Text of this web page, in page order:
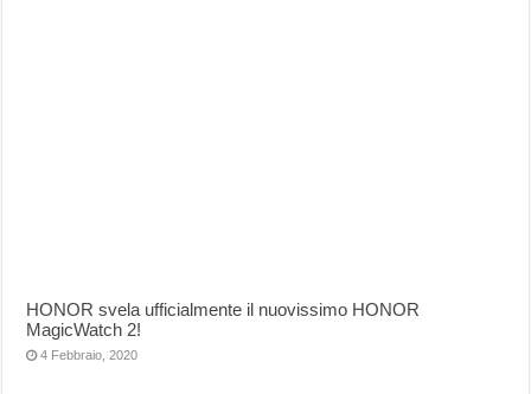
HONOR svela ufficialmente il nuovissimo HONOR
MagicWatch 2!
4 Febbraio, 2020